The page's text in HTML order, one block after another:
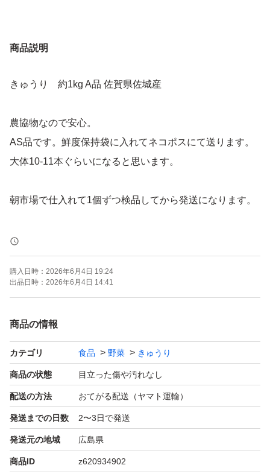
商品説明
きゅうり 約1kg A品 佐賀県佐城産
農協物なので安心。
AS品です。鮮度保持袋に入れてネコポスにて送ります。
大体10-11本ぐらいになると思います。
朝市場で仕入れて1個ずつ検品してから発送になります。
同時に別ショップでも販売している為、在庫数に誤差が生
じる事があります。
————————————————————————
②遠方からご購入の方は自己責任でご購入下さい。届くま
でに時間がかかり、物が傷んでいたから返品依頼される方
がいらっしゃいますが、今後はお断りします。
③商品到着後は必ず受取評価をお願いします。
購入日時： 2026年6月4日 19:24
出品日時： 2026年6月4日 14:41
商品の情報
カテゴリ 食品 野菜 きゅうり
商品の状態 目立った傷や汚れなし
配送の方法 おてがる配送（ヤマト運輸）
発送までの日数 2〜3日で発送
発送元の地域 広島県
商品ID z620934902